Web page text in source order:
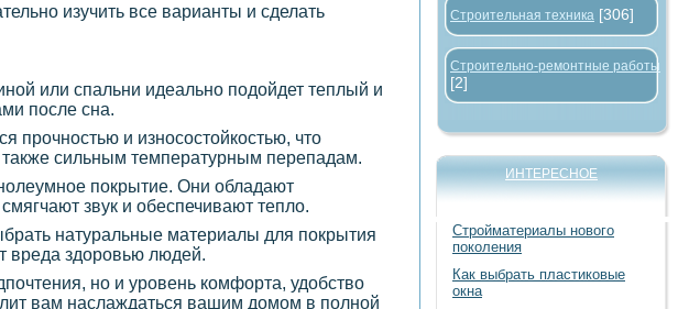
изучить все варианты и сделать
или спальни идеально подойдет теплый и
после сна.
прочностью и износостойкостью, что
сильным температурным перепадам.
покрытие. Они обладают
звук и обеспечивают тепло.
натуральные материалы для покрытия
вреда здоровью людей.
но и уровень комфорта, удобство
вам наслаждаться вашим домом в полной
Строительная техника [306]
Строительно-ремонтные работы
[2]
ИНТЕРЕСНОЕ
Стройматериалы нового
поколения
Как выбрать пластиковые
окна